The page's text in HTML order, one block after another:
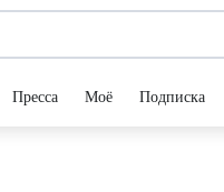
Пресса Моё Подписка